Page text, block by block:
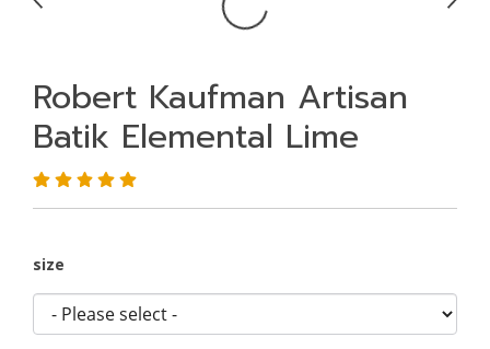
Robert Kaufman Artisan
Batik Elemental Lime
size